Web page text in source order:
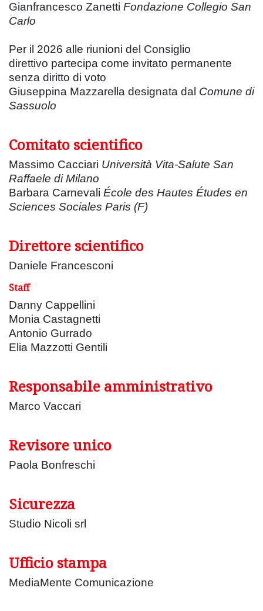
Gianfrancesco Zanetti Fondazione Collegio San
Carlo
Per il 2026 alle riunioni del Consiglio
direttivo partecipa come invitato permanente
senza diritto di voto
Giuseppina Mazzarella designata dal Comune di
Sassuolo
Comitato scientifico
Massimo Cacciari Università Vita-Salute San
Raffaele di Milano
Barbara Carnevali École des Hautes Études en
Sciences Sociales Paris (F)
Direttore scientifico
Daniele Francesconi
Staff
Danny Cappellini
Monia Castagnetti
Antonio Gurrado
Elia Mazzotti Gentili
Responsabile amministrativo
Marco Vaccari
Revisore unico
Paola Bonfreschi
Sicurezza
Studio Nicoli srl
Ufficio stampa
MediaMente Comunicazione